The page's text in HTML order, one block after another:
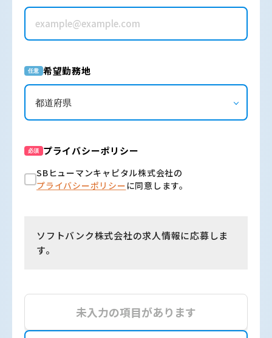
任意 希望勤務地
必須 プライバシーポリシー
SBヒューマンキャピタル株式会社の
プライバシーポリシーに同意します。
ソフトバンク株式会社の求人情報に応募しま
す。
未入力の項目があります